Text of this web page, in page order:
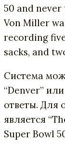
50 and
Von Miller
recording
sacks, and
Система
“Denver”
ответы. Для
является
Super Bowl